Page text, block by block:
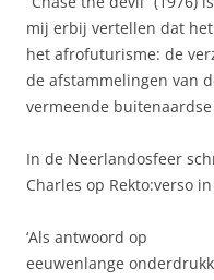
mij erbij vertellen dat
het afrofuturisme: de
de afstammelingen van
vermeende
In de Neerlandosfeer
Charles op Rekto:verso
‘Als antwoord op
eeuwenlange